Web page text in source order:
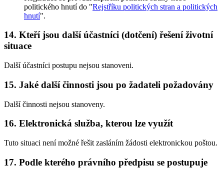
politického hnutí do "Rejstříku politických stran a politických
hnutí".
14. Kteří jsou další účastníci (dotčení) řešení životní
situace
Další účastníci postupu nejsou stanoveni.
15. Jaké další činnosti jsou po žadateli požadovány
Další činnosti nejsou stanoveny.
16. Elektronická služba, kterou lze využít
Tuto situaci není možné řešit zasláním žádosti elektronickou poštou.
17. Podle kterého právního předpisu se postupuje